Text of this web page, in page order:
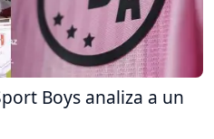
Boys analiza a un